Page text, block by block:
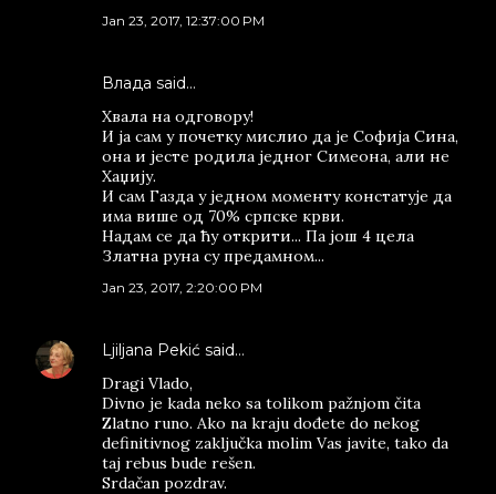
Jan 23, 2017, 12:37:00 PM
Влада said…
Хвала на одговору!
И ја сам у почетку мислио да је Софија Сина,
она и јесте родила једног Симеона, али не
Хаџију.
И сам Газда у једном моменту констатује да
има више од 70% српске крви.
Надам се да ћу открити... Па још 4 цела
Златна руна су предамном...
Jan 23, 2017, 2:20:00 PM
Ljiljana Pekić said…
Dragi Vlado,
Divno je kada neko sa tolikom pažnjom čita
Zlatno runo. Ako na kraju dođete do nekog
definitivnog zaključka molim Vas javite, tako da
taj rebus bude rešen.
Srdačan pozdrav.